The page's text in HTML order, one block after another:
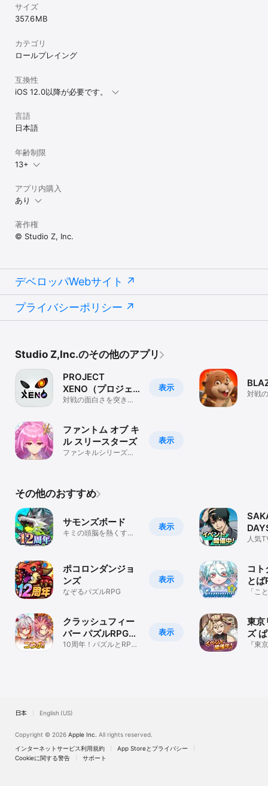
プレイしたい
・暇つぶしになる無料のおもしろいゲームで、みんなでわいわい遊
したい
・簡単なゲームでもストーリーがしっかりしていて飽きない面白い
・簡単暇つぶしゲームは持っているが、もっと操作が簡単なゲーム
を試してみたい
・ゲームアプリの人気ランキングに入っているアプリやCMでやって
・戦略を考えコンボをつなげて、爽快パズルゲームの醍醐味を味わ
いたい
・単純な落ちゲーや消しゲーには飽きたので、ロールプレイングゲ
しい
・落ちゲーや消すゲームなどつなげて遊ぶゲームが好きなので、さ
・つなげて消すパズルゲームが得意なので仲間と一緒に戦うゲーム
で活躍したい
・消しゲームでコンボを連発できる、爽快パズルゲームがやりたい
・クエストをクリアしキャラクターを育てる、育成パズルゲームと
呼べる爽快パズルゲームがやりたい
・ELEMENTAL STORYのような育成パズルゲームで、4人対戦など
を通してキャラクターを育成したい
----------------------------------
推奨デバイス：iPhone6,iPadの第5世代以上
------------------------------------
サイズ
357.6 MB
カテゴリ
ロールプレイング
互換性
iOS 12.0以降が必要です。
言語
日本語
年齢制限
13+
アプリ内購入
あり
著作権
© Studio Z, Inc.
デベロッパWebサイト
プライバシーポリシー
Studio Z,Inc.のその他のアプリ
表示
PROJECT
XENO（プロジェ
クト ゼノ）
対戦の面白さを突き詰
表示
ファントム オブ キ
ル スリースターズ
ファンキルシリーズ最
対戦
その他のおすすめ
表示
サモンズボード
キミの頭脳を熱くす
表示
ポコロンダンジョ
ンズ
なぞるパズルRPG
表示
クラッシュフィー
バー パズルRPG
新感覚ブッ壊しバ
10周年！パズルとRPG
スパ
人気
コ
とば
「こ
東京
ズ
制
『東
日本 English (US)
Copyright © 2026 Apple Inc. All rights reserved.
インターネットサービス利用規約
App Storeとプライバシー
Cookieに関する警告
サポート